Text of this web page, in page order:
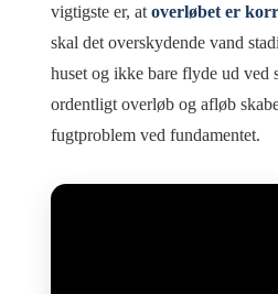
vigtigste er, at overløbet er
skal det overskydende vand
huset og ikke bare flyde ud ved
ordentligt overløb og afløb
fugtproblem ved fundamentet.